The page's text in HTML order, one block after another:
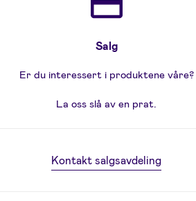
Salg
Er du interessert i produktene våre?
La oss slå av en prat.
Kontakt salgsavdeling